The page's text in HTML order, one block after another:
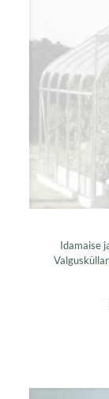
Idamaise